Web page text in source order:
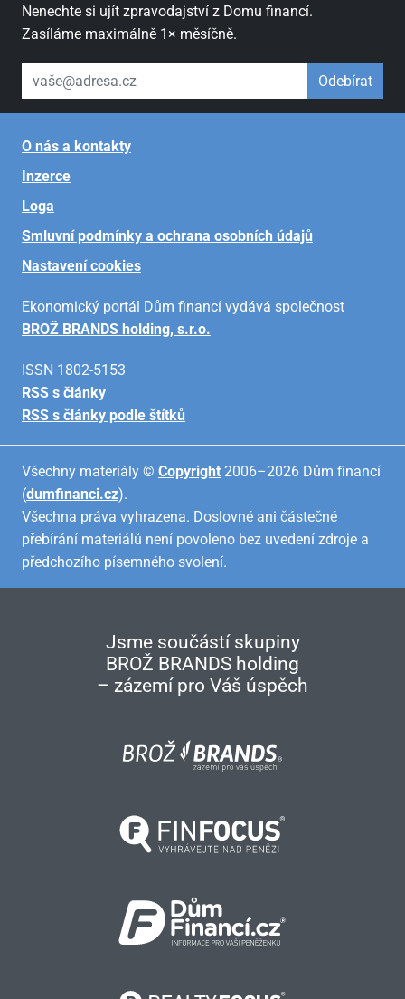
Nenechte si ujít zpravodajství z Domu financí.
Zasíláme maximálně 1× měsíčně.
váš email Odebírat
O nás a kontakty
Inzerce
Loga
Smluvní podmínky a ochrana osobních údajů
Nastavení cookies
Ekonomický portál Dům financí vydává společnost
BROŽ BRANDS holding, s.r.o.
ISSN 1802-5153
RSS s články
RSS s články podle štítků
Všechny materiály © Copyright 2006–2026 Dům financí
(dumfinanci.cz).
Všechna práva vyhrazena. Doslovné ani částečné
přebírání materiálů není povoleno bez uvedení zdroje a
předchozího písemného svolení.
Jsme součástí skupiny
BROŽ BRANDS holding
– zázemí pro Váš úspěch